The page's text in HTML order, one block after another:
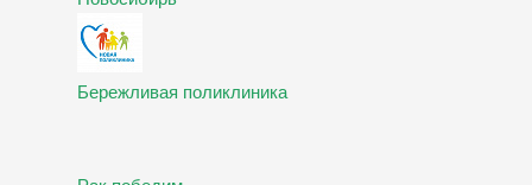
Бережливая поликлиника